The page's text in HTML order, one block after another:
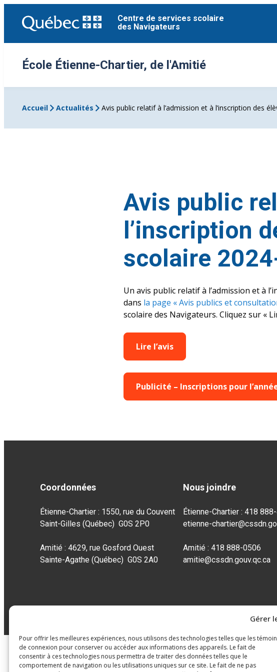
Gérer
Pour offrir les meilleures expériences, nous utilisons des technologies telles que les
de connexion pour conserver ou accéder aux informations des appareils. Le fait de
consentir à ces technologies nous permettra de traiter des données telles que le
comportement de navigation ou les utilisations uniques sur ce site. Le fait de ne pas
contenu
Centre de services scolaire
des Navigateurs
École Étienne-Chartier, de l'Amitié
Accueil Actualités Avis public relatif à l’admission et à l’inscription des
Avis public
l’inscription
scolaire
Un avis public relatif à l’admission et à
dans la page « Avis publics et
scolaire des Navigateurs. Cliquez sur «
Lire l’avis
Publicité – Inscriptions pour
Coordonnées
Étienne-Chartier : 1550, rue du Couvent
Saint-Gilles (Québec) G0S 2P0
Amitié : 4629, rue Gosford Ouest
Sainte-Agathe (Québec) G0S 2A0
Nous joindre
Étienne-Chartier : 418
etienne-
Amitié : 418 888-0506
amitie@cssdn.gouv.qc.ca